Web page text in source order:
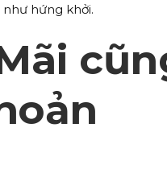
hứng khởi.